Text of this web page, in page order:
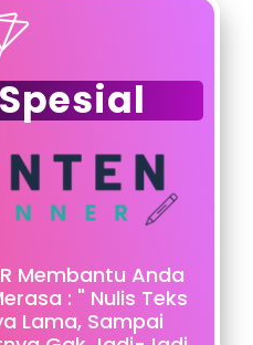
Membantu Anda
: " Nulis Teks
Lama, Sampai